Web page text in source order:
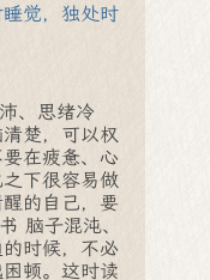
觉，独处时
、思绪冷
楚，可以权
在疲惫、心
下很容易做
的自己，要
脑子混沌、
时候，不必
顿。这时读